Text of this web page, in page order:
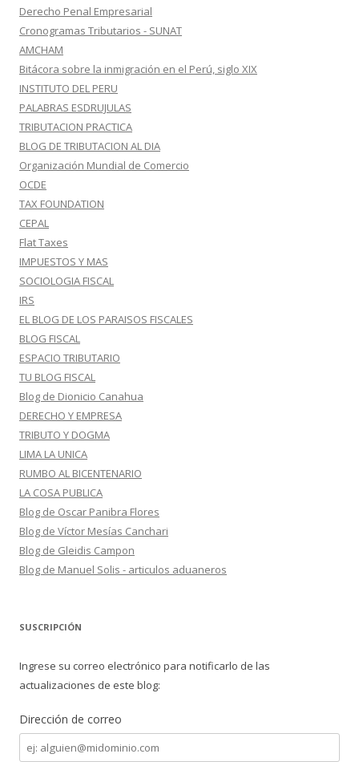
Derecho Penal Empresarial
Cronogramas Tributarios - SUNAT
AMCHAM
Bitácora sobre la inmigración en el Perú, siglo XIX
INSTITUTO DEL PERU
PALABRAS ESDRUJULAS
TRIBUTACION PRACTICA
BLOG DE TRIBUTACION AL DIA
Organización Mundial de Comercio
OCDE
TAX FOUNDATION
CEPAL
Flat Taxes
IMPUESTOS Y MAS
SOCIOLOGIA FISCAL
IRS
EL BLOG DE LOS PARAISOS FISCALES
BLOG FISCAL
ESPACIO TRIBUTARIO
TU BLOG FISCAL
Blog de Dionicio Canahua
DERECHO Y EMPRESA
TRIBUTO Y DOGMA
LIMA LA UNICA
RUMBO AL BICENTENARIO
LA COSA PUBLICA
Blog de Oscar Panibra Flores
Blog de Víctor Mesías Canchari
Blog de Gleidis Campon
Blog de Manuel Solis - articulos aduaneros
SUSCRIPCIÓN
Ingrese su correo electrónico para notificarlo de las
actualizaciones de este blog:
Dirección de correo
Dirección
de